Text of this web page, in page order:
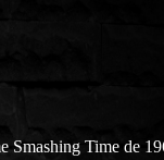
Smashing Time de